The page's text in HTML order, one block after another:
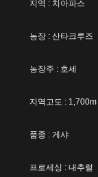
지역 : 치아파스
농장 : 산타크루즈
농장주 : 호세
지역고도 :
품종 : 게샤
프로세싱 : 내추럴